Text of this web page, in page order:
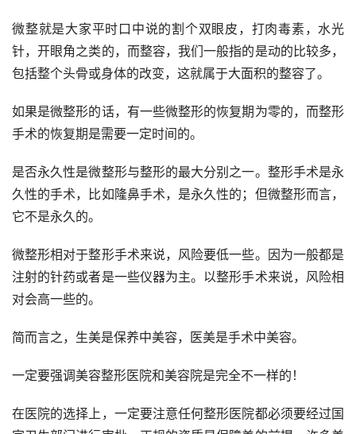
微整就是大家平时口中说的割个双眼皮，打肉毒素，水光
针，开眼角之类的，而整容，我们一般指的是动的比较多，
包括整个头骨或身体的改变，这就属于大面积的整容了。
如果是微整形的话，有一些微整形的恢复期为零的，而整形
手术的恢复期是需要一定时间的。
是否永久性是微整形与整形的最大分别之一。整形手术是永
久性的手术，比如隆鼻手术，是永久性的；但微整形而言，
它不是永久的。
微整形相对于整形手术来说，风险要低一些。因为一般都是
注射的针药或者是一些仪器为主。以整形手术来说，风险相
对会高一些的。
简而言之，生美是保养中美容，医美是手术中美容。
一定要强调美容整形医院和美容院是完全不一样的！
在医院的选择上，一定要注意任何整形医院都必须要经过国